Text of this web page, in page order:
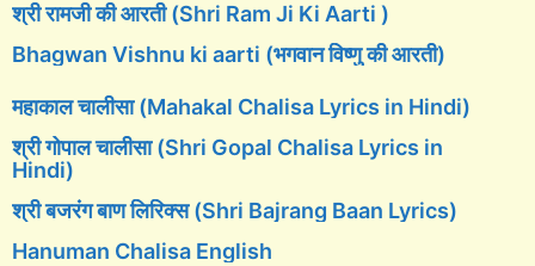
श्री रामजी की आरती (Shri Ram Ji Ki Aarti )
Bhagwan Vishnu ki aarti (भगवान विष्णु की आरती)
महाकाल चालीसा (Mahakal Chalisa Lyrics in Hindi)
श्री गोपाल चालीसा (Shri Gopal Chalisa Lyrics in
Hindi)
श्री बजरंग बाण लिरिक्स (Shri Bajrang Baan Lyrics)
Hanuman Chalisa English